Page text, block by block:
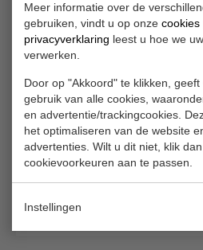
Meer informatie over de
gebruiken, vindt u op onze cookies
privacyverklaring leest u hoe we
verwerken.
Door op "Akkoord" te klikken,
gebruik van alle cookies,
en advertentie/trackingcookies.
het optimaliseren van de website
advertenties. Wilt u dit niet, klik
cookievoorkeuren aan te passen.
Instellingen
CarSelexy
Lease
Verzekering